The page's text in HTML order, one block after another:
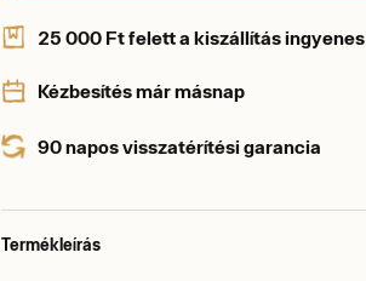
25 000 Ft felett a kiszállítás ingyenes
Kézbesítés már másnap
90 napos visszatérítési garancia
Termékleírás